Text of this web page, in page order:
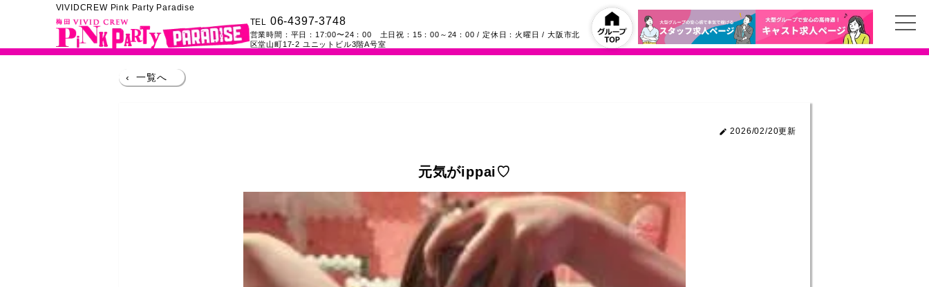
VIVIDCREW Pink Party Paradise
TEL 06-4397-3748
営業時間： 平日：17:00〜24：00 土日祝：15：00～24：00 / 定休日：火曜日 /大阪市北
区堂山町17-2 ユニットビル3階A号室
‹ 一覧へ
2026/02/20更新
元気がippai♡